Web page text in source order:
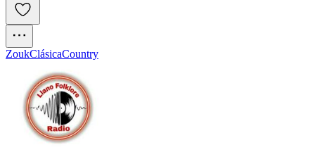
ZoukClásicaCountry